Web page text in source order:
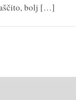
bolj […]